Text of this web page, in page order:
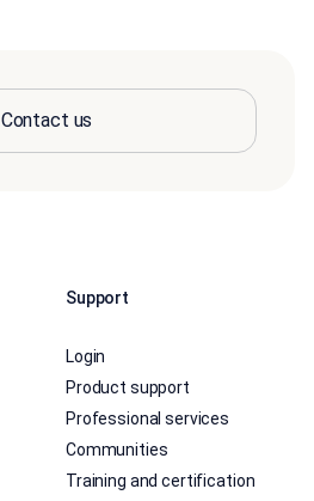
Contact us
Support
Login
Product support
Professional services
Communities
Training and certification